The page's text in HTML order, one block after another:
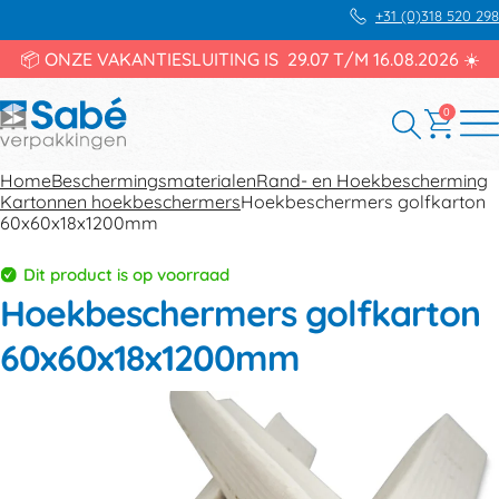
+31 (0)318 520 298
📦 ONZE VAKANTIESLUITING IS 29.07 T/M 16.08.2026 ☀️
0
HomeBeschermingsmaterialenRand- en Hoekbescherming
Kartonnen hoekbeschermersHoekbeschermers golfkarton
60x60x18x1200mm
Dit product is op voorraad
Hoekbeschermers golfkarton
60x60x18x1200mm